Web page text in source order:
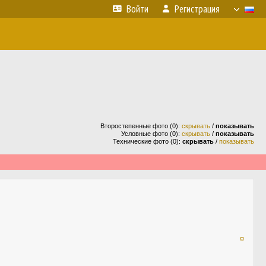
Войти Регистрация
Второстепенные фото (0): скрывать / показывать
Условные фото (0): скрывать / показывать
Технические фото (0): скрывать / показывать
¤